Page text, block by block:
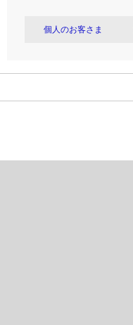
個人のお客さま